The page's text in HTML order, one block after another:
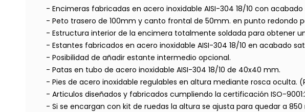
- Encimeras fabricadas en acero inoxidable AISI-304 18/10 con
- Peto trasero de 100mm y canto frontal de 50mm. en punto redondo
- Estructura interior de la encimera totalmente soldada para obtener
- Estantes fabricados en acero inoxidable AISI-304 18/10 en acabado
- Posibilidad de añadir estante intermedio opcional.
- Patas en tubo de acero inoxidable AISI-304 18/10 de 40x40 mm.
- Pies de acero inoxidable regulables en altura mediante rosca oculta.
- Articulos diseñados y fabricados cumpliendo la certificación ISO-
- Si se encargan con kit de ruedas la altura se ajusta para quedar a 850